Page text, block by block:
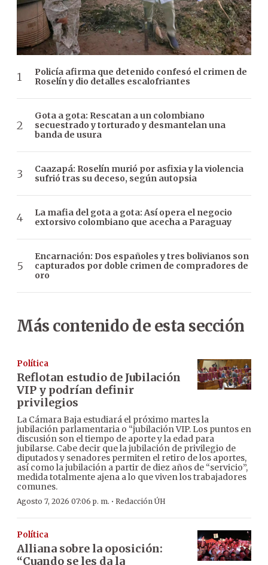
Policía afirma que detenido confesó el crimen de
Roselín y dio detalles escalofriantes
Gota a gota: Rescatan a un colombiano
secuestrado y torturado y desmantelan una
banda de usura
Caazapá: Roselín murió por asfixia y la violencia
sufrió tras su deceso, según autopsia
La mafia del gota a gota: Así opera el negocio
extorsivo colombiano que acecha a Paraguay
Encarnación: Dos españoles y tres bolivianos son
capturados por doble crimen de compradores de
oro
Más contenido de esta sección
Política
Reflotan estudio de Jubilación
VIP y podrían definir
privilegios
La Cámara Baja estudiará el próximo martes la
jubilación parlamentaria o “jubilación VIP. Los puntos en
discusión son el tiempo de aporte y la edad para
jubilarse. Cabe decir que la jubilación de privilegio de
diputados y senadores permiten el retiro de los aportes,
así como la jubilación a partir de diez años de “servicio”,
medida totalmente ajena a lo que viven los trabajadores
comunes.
Agosto 7, 2026 07:06 p. m. · Redacción ÚH
Política
Alliana sobre la oposición:
“Cuando se les da la